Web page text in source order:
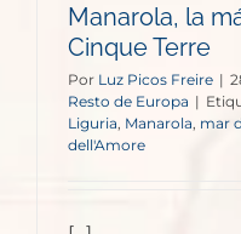
Manarola, la
Cinque Terre
Por Luz Picos Freire |
Resto de Europa |
Liguria Manarola mar
dell'Amore